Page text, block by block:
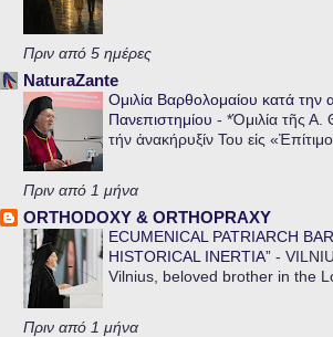
Πριν από 5 ημέρες
NaturaZante
Ομιλία Βαρθολομαίου κατά την
Πανεπιστημίου - *Ὁμιλία τῆς Α.
τήν ἀνακήρυξίν Του εἰς
Πριν από 1 μήνα
ORTHODOXY & ORTHOPRAXY
ECUMENICAL PATRIARCH
HISTORICAL INERTIA” -
Vilnius, beloved brother in the
Πριν από 1 μήνα